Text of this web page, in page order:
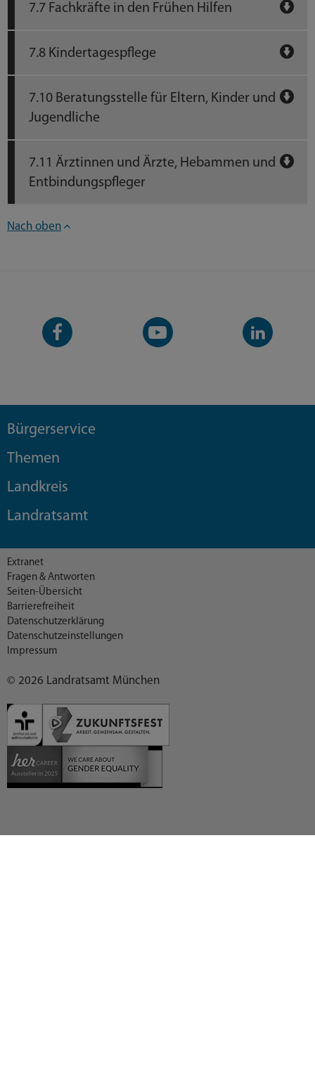
7.7 Fachkräfte in den Frühen Hilfen
7.8 Kindertagespflege
7.10 Beratungsstelle für Eltern, Kinder und
Jugendliche
7.11 Ärztinnen und Ärzte, Hebammen und
Entbindungspfleger
Nach oben
Facebook-
Seite
YouTube-
Kanal
LinkedIn-
Kanal
Bürgerservice
Themen
Landkreis
Landratsamt
© 2026 Landratsamt München
Extranet
Fragen & Antworten
Seiten-Übersicht
Barrierefreiheit
Datenschutzerklärung
Datenschutzeinstellungen
Impressum